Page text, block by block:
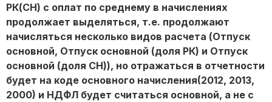
РК(СН) с оплат по среднему в начислениях
продолжает выделяться, т.е. продолжают
начисляться несколько видов расчета (Отпуск
основной, Отпуск основной (доля РК) и Отпуск
основной (доля СН)), но отражаться в отчетности
будет на коде основного начисления(2012, 2013,
2000) и НДФЛ будет считаться основной, а не с